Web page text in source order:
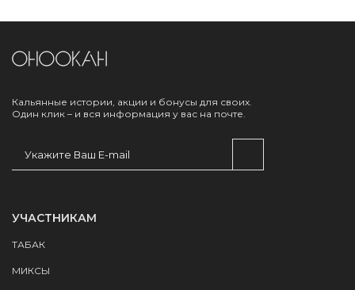
Кальянные истории, акции и бонусы для своих.
Один клик – и вся информация у вас на почте.
УЧАСТНИКАМ
ТАБАК
МИКСЫ